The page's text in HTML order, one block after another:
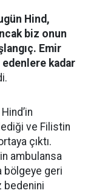
Hind,
biz onun
Emir
kadar
ve Filistin
çıktı.
ambulansa
bölgeye geri
bedenini